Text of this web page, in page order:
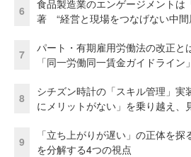
6
食品製造業のエンゲージメントは
著 “経営と現場をつなげない中間
7
パート・有期雇用労働法の改正と
「同一労働同一賃金ガイドライン
8
シチズン時計の「スキル管理」
にメリットがない」を乗り越え、
9
「立ち上がりが遅い」の正体を
を分解する4つの視点